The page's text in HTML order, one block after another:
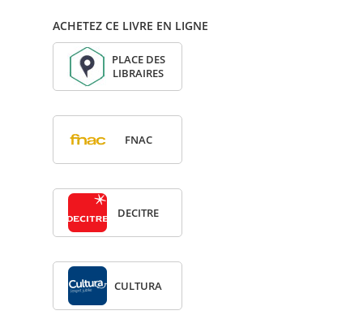
ACHETEZ CE LIVRE EN LIGNE
PLACE DES
LIBRAIRES
FNAC
DECITRE
CULTURA